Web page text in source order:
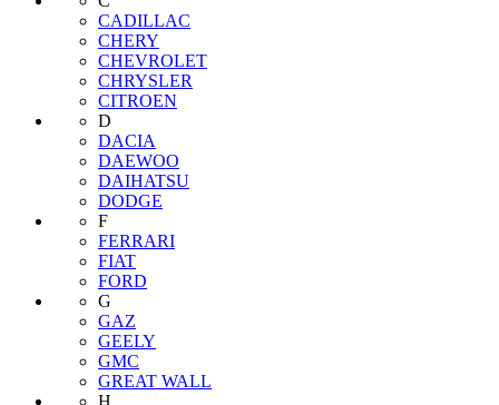
CADILLAC
CHERY
CHEVROLET
CHRYSLER
CITROEN
D
DACIA
DAEWOO
DAIHATSU
DODGE
F
FERRARI
FIAT
FORD
G
GAZ
GEELY
GMC
GREAT WALL